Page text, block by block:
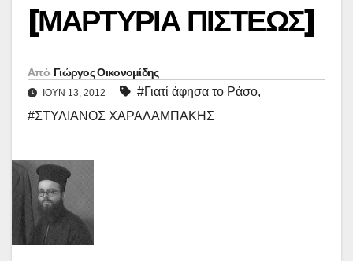
[ΜΑΡΤΥΡΙΑ ΠΙΣΤΕΩΣ]
Από Γιώργος Οικονομίδης
ΙΟΎΝ 13, 2012 #Γιατί άφησα το Ράσο,
#ΣΤΥΛΙΑΝΟΣ ΧΑΡΑΛΑΜΠΑΚΗΣ